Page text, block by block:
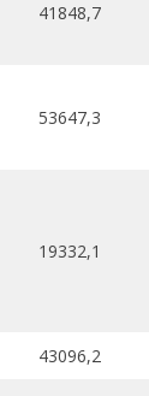
41848,7
53647,3
19332,1
43096,2